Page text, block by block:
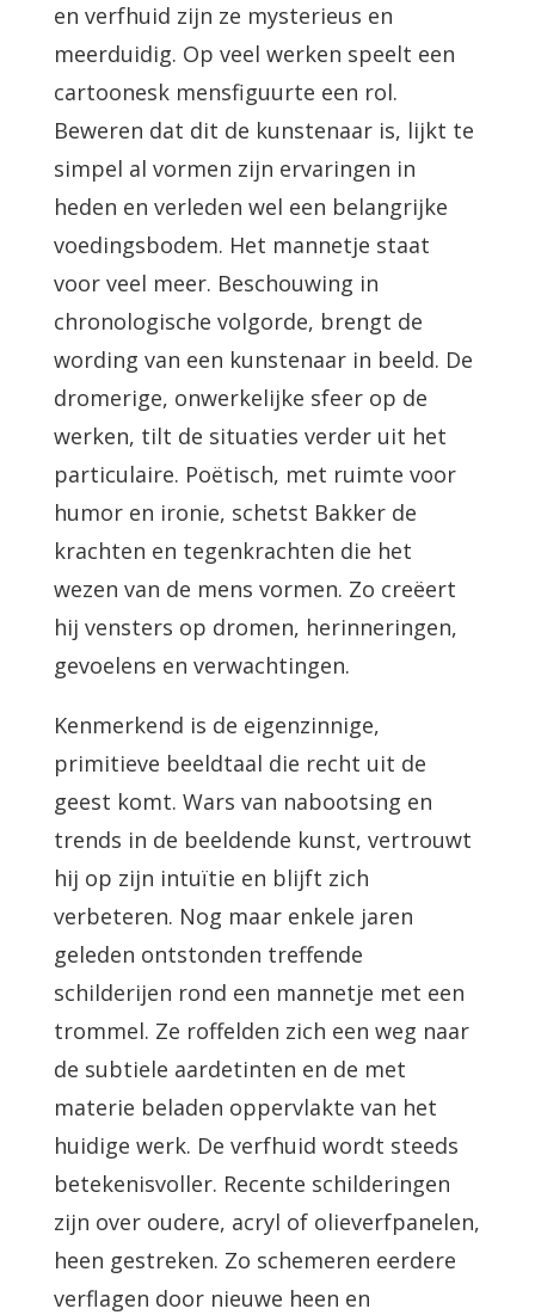
en verfhuid zijn ze mysterieus en
meerduidig. Op veel werken speelt een
cartoonesk mensfiguurte een rol.
Beweren dat dit de kunstenaar is, lijkt te
simpel al vormen zijn ervaringen in
heden en verleden wel een belangrijke
voedingsbodem. Het mannetje staat
voor veel meer. Beschouwing in
chronologische volgorde, brengt de
wording van een kunstenaar in beeld. De
dromerige, onwerkelijke sfeer op de
werken, tilt de situaties verder uit het
particulaire. Poëtisch, met ruimte voor
humor en ironie, schetst Bakker de
krachten en tegenkrachten die het
wezen van de mens vormen. Zo creëert
hij vensters op dromen, herinneringen,
gevoelens en verwachtingen.
Kenmerkend is de eigenzinnige,
primitieve beeldtaal die recht uit de
geest komt. Wars van nabootsing en
trends in de beeldende kunst, vertrouwt
hij op zijn intuïtie en blijft zich
verbeteren. Nog maar enkele jaren
geleden ontstonden treffende
schilderijen rond een mannetje met een
trommel. Ze roffelden zich een weg naar
de subtiele aardetinten en de met
materie beladen oppervlakte van het
huidige werk. De verfhuid wordt steeds
betekenisvoller. Recente schilderingen
zijn over oudere, acryl of olieverfpanelen,
heen gestreken. Zo schemeren eerdere
verflagen door nieuwe heen en